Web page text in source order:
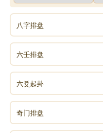
八字排盘
六壬排盘
六爻起卦
奇门排盘